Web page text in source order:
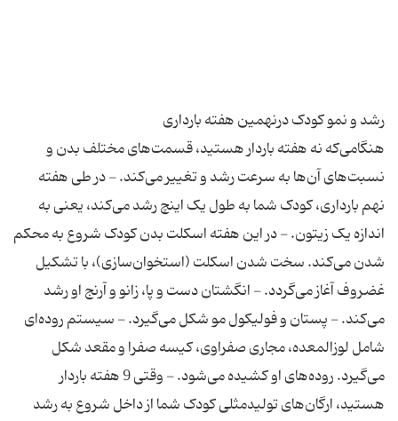
هنگامی‌که نه هفته باردار هستید، قسمت‌های مختلف بدن و
نسبت‌های آن‌ها به‌ سرعت رشد و تغییر می‌کند. - در طی هفته
نهم بارداری، کودک شما به طول یک اینچ رشد می‌کند، یعنی به‌
اندازه یک زیتون. - در این هفته اسکلت بدن کودک شروع به محکم
شدن می‌کند. سخت شدن اسکلت (استخوان‌سازی)، با تشکیل
غضروف آغاز می‌گردد. - انگشتان دست‌ و پا، زانو و آرنج او رشد
می‌کند. - پستان و فولیکول مو شکل می‌گیرد. - سیستم روده‌ای
شامل لوزالمعده، مجاری صفراوی، کیسه صفرا و مقعد شکل
می‌گیرد. روده‌های او کشیده می‌شود. - وقتی 9 هفته باردار
هستید، ارگان‌های تولیدمثلی کودک شما از داخل شروع به رشد